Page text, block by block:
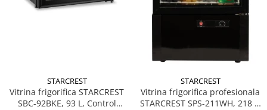
STARCREST
Vitrina frigorifica STARCREST
SBC-92BKE, 93 L, Control
STARCREST
Vitrina frigorifica profesionala
STARCREST SPS-211WH, 218 L,